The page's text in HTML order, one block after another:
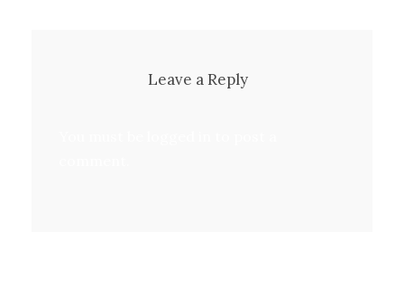
Leave a Reply